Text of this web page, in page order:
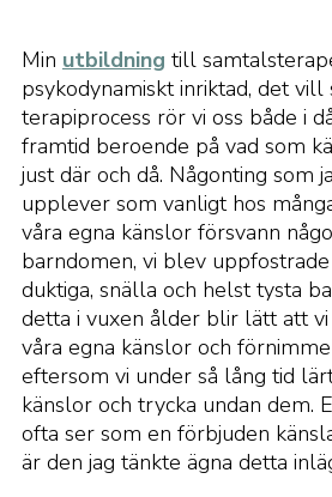
Min utbildning till
psykodynamiskt inriktad, det vill
terapiprocess rör vi oss både i
framtid beroende på vad som
just där och då. Någonting som
upplever som vanligt hos
våra egna känslor försvann
barndomen, vi blev
duktiga, snälla och helst tysta
detta i vuxen ålder blir lätt att
våra egna känslor och
eftersom vi under så lång tid
känslor och trycka undan dem.
ofta ser som en förbjuden
är den jag tänkte ägna detta